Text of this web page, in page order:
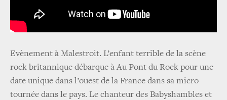
Evènement à Malestroit. L’enfant terrible de la scène
rock britannique débarque à Au Pont du Rock pour une
date unique dans l’ouest de la France dans sa micro
tournée dans le pays. Le chanteur des Babyshambles et